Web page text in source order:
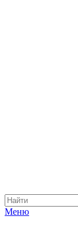
Меню